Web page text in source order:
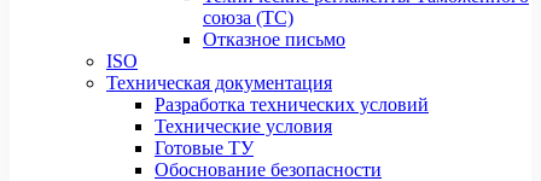
союза (ТС)
Отказное письмо
ISO
Техническая документация
Разработка технических условий
Технические условия
Готовые ТУ
Обоснование безопасности